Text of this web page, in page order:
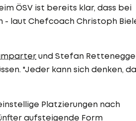
ÖSV ist bereits klar, dass bei
- laut Chefcoach Christoph
und Stefan
"Jeder kann sich denken,
Platzierungen nach
aufsteigende Form